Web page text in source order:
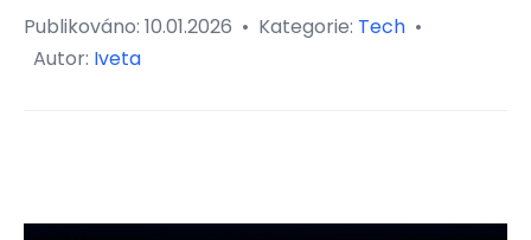
Publikováno: 10.01.2026 • Kategorie: Tech •
Autor: Iveta